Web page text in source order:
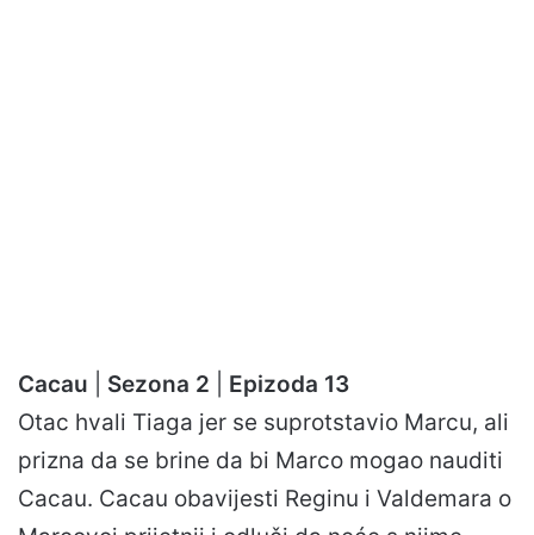
Cacau Sezona 2
Epizoda 13
Otac hvali Tiaga jer se suprotstavio Marcu, ali
prizna da se brine da bi Marco mogao nauditi
Cacau. Cacau obavijesti Reginu i Valdemara o